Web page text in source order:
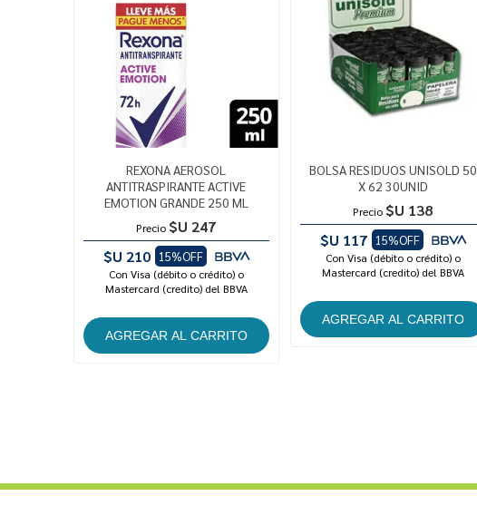
REXONA AEROSOL
ANTITRASPIRANTE ACTIVE
EMOTION GRANDE 250 ML
Precio $U 247
$U 210 15%OFF
Con Visa (débito o crédito) o
Mastercard (credito) del BBVA
BOLSA RESIDUOS UNISOLD 50
X 62 30UNID
Precio $U 138
$U 117 15%OFF
Con Visa (débito o crédito) o
Mastercard (credito) del BBVA